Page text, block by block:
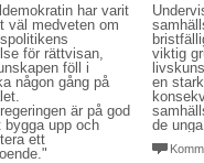
har varit
väl medveten om
för rättvisan,
föll i
någon gång på
är på god
bygga upp och
ett
viktig
en
de